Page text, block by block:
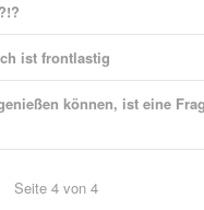
ist frontlastig
können, ist eine
Seite 4 von 4